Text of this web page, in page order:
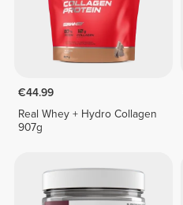
€44.99
Real Whey + Hydro Collagen
907g